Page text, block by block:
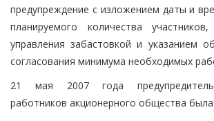
предупреждение с изложением даты и
планируемого количества
управления забастовкой и указанием
согласования минимума необходимых
21 мая 2007 года
работников акционерного общества